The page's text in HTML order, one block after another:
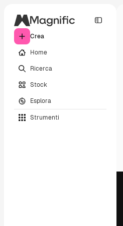
Crea
Home
Ricerca
Stock
Esplora
Strumenti